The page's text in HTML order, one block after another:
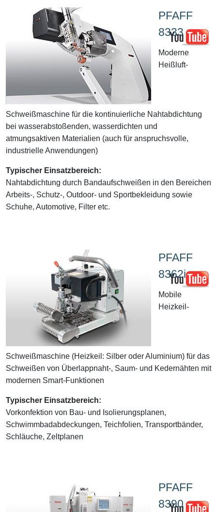
PFAFF
8333
Moderne
Heißluft-
Schweißmaschine für die kontinuierliche Nahtabdichtung
bei wasserabstoßenden, wasserdichten und
atmungsaktiven Materialien (auch für anspruchsvolle,
industrielle Anwendungen)
Typischer Einsatzbereich:
Nahtabdichtung durch Bandaufschweißen in den Bereichen
Arbeits-, Schutz-, Outdoor- und Sportbekleidung sowie
Schuhe, Automotive, Filter etc.
PFAFF
8362i
Mobile
Heizkeil-
Schweißmaschine (Heizkeil: Silber oder Aluminium) für das
Schweißen von Überlappnaht-, Saum- und Kedernähten mit
modernen Smart-Funktionen
Typischer Einsatzbereich:
Vorkonfektion von Bau- und Isolierungsplanen,
Schwimmbadabdeckungen, Teichfolien, Transportbänder,
Schläuche, Zeltplanen
PFAFF
8390